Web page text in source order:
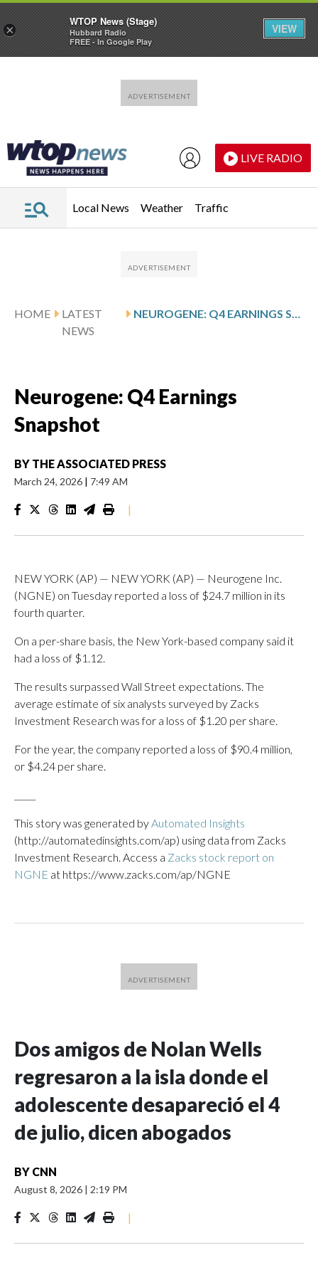
LIVE RADIO
Local News Weather Traffic
HOME
LATEST
NEWS
NEUROGENE: Q4 EARNINGS SNAPSHOT
Neurogene: Q4 Earnings
Snapshot
BY THE ASSOCIATED PRESS
March 24, 2026 | 7:49 AM
|
NEW YORK (AP) — NEW YORK (AP) — Neurogene Inc.
(NGNE) on Tuesday reported a loss of $24.7 million in its
fourth quarter.
On a per-share basis, the New York-based company said it
had a loss of $1.12.
The results surpassed Wall Street expectations. The
average estimate of six analysts surveyed by Zacks
Investment Research was for a loss of $1.20 per share.
For the year, the company reported a loss of $90.4 million,
or $4.24 per share.
This story was generated byAutomated Insights
(http://automatedinsights.com/ap) using data from Zacks
Investment Research. Access a Zacks stock report on
NGNE at https://www.zacks.com/ap/NGNE
Dos amigos de Nolan Wells
regresaron a la isla donde el
adolescente desapareció el 4
de julio, dicen abogados
BY CNN
August 8, 2026 | 2:19 PM
|
×
WTOP News (Stage)
Hubbard Radio
FREE - In Google Play
VIEW